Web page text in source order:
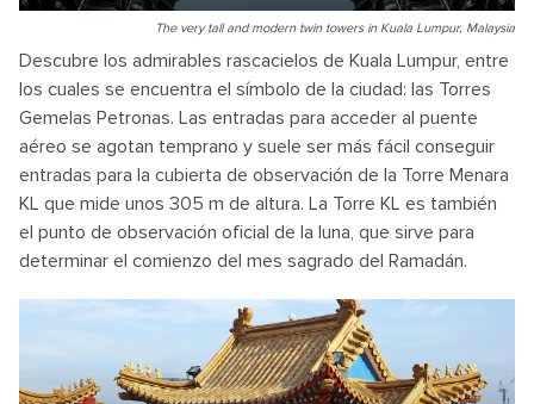
The very tall and modern twin towers in Kuala Lumpur, Malaysia
Descubre los admirables rascacielos de Kuala Lumpur, entre
los cuales se encuentra el símbolo de la ciudad: las Torres
Gemelas Petronas. Las entradas para acceder al puente
aéreo se agotan temprano y suele ser más fácil conseguir
entradas para la cubierta de observación de la Torre Menara
KL que mide unos 305 m de altura. La Torre KL es también
el punto de observación oficial de la luna, que sirve para
determinar el comienzo del mes sagrado del Ramadán.